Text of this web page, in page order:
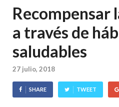
Recompensar
a través de
saludables
27 julio, 2018
SHARE TWEET